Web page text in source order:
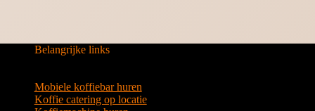
Belangrijke links
Mobiele koffiebar huren
Koffie catering op locatie